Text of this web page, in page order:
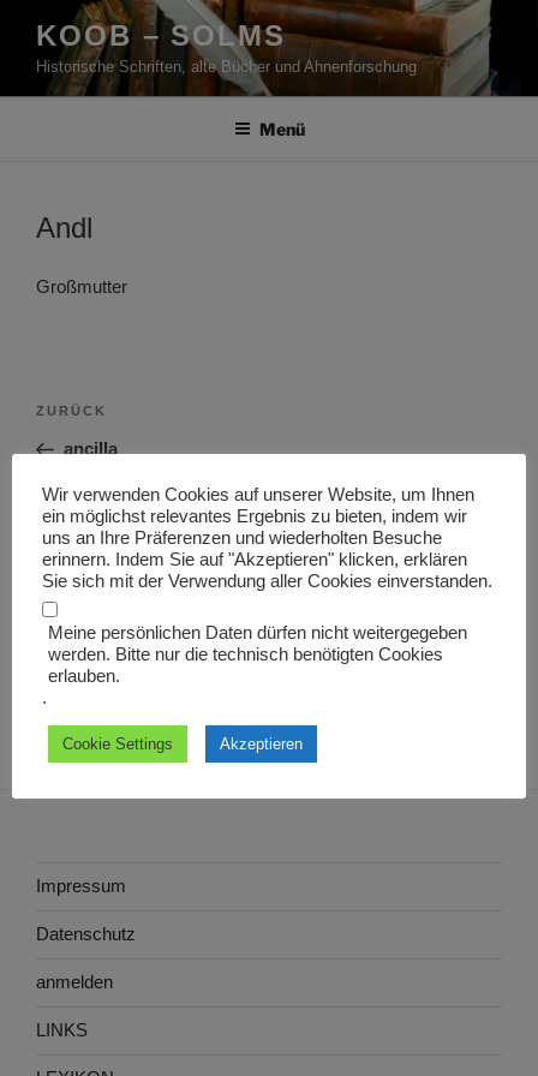
Inhalt
springen
KOOB – SOLMS
Historische Schriften, alte Bücher und Ahnenforschung
Menü
Andl
Großmutter
Beitragsnavigation
Vorheriger
Beitrag
ZURÜCK
ancilla
Nächster
Beitrag
WEITER
Andreas
Impressum
Datenschutz
anmelden
LINKS
Wir verwenden Cookies auf unserer Website, um Ihnen
ein möglichst relevantes Ergebnis zu bieten, indem wir
uns an Ihre Präferenzen und wiederholten Besuche
erinnern. Indem Sie auf "Akzeptieren" klicken, erklären
Sie sich mit der Verwendung aller Cookies einverstanden.
Meine persönlichen Daten dürfen nicht weitergegeben
werden. Bitte nur die technisch benötigten Cookies
erlauben.
.
Cookie Settings Akzeptieren